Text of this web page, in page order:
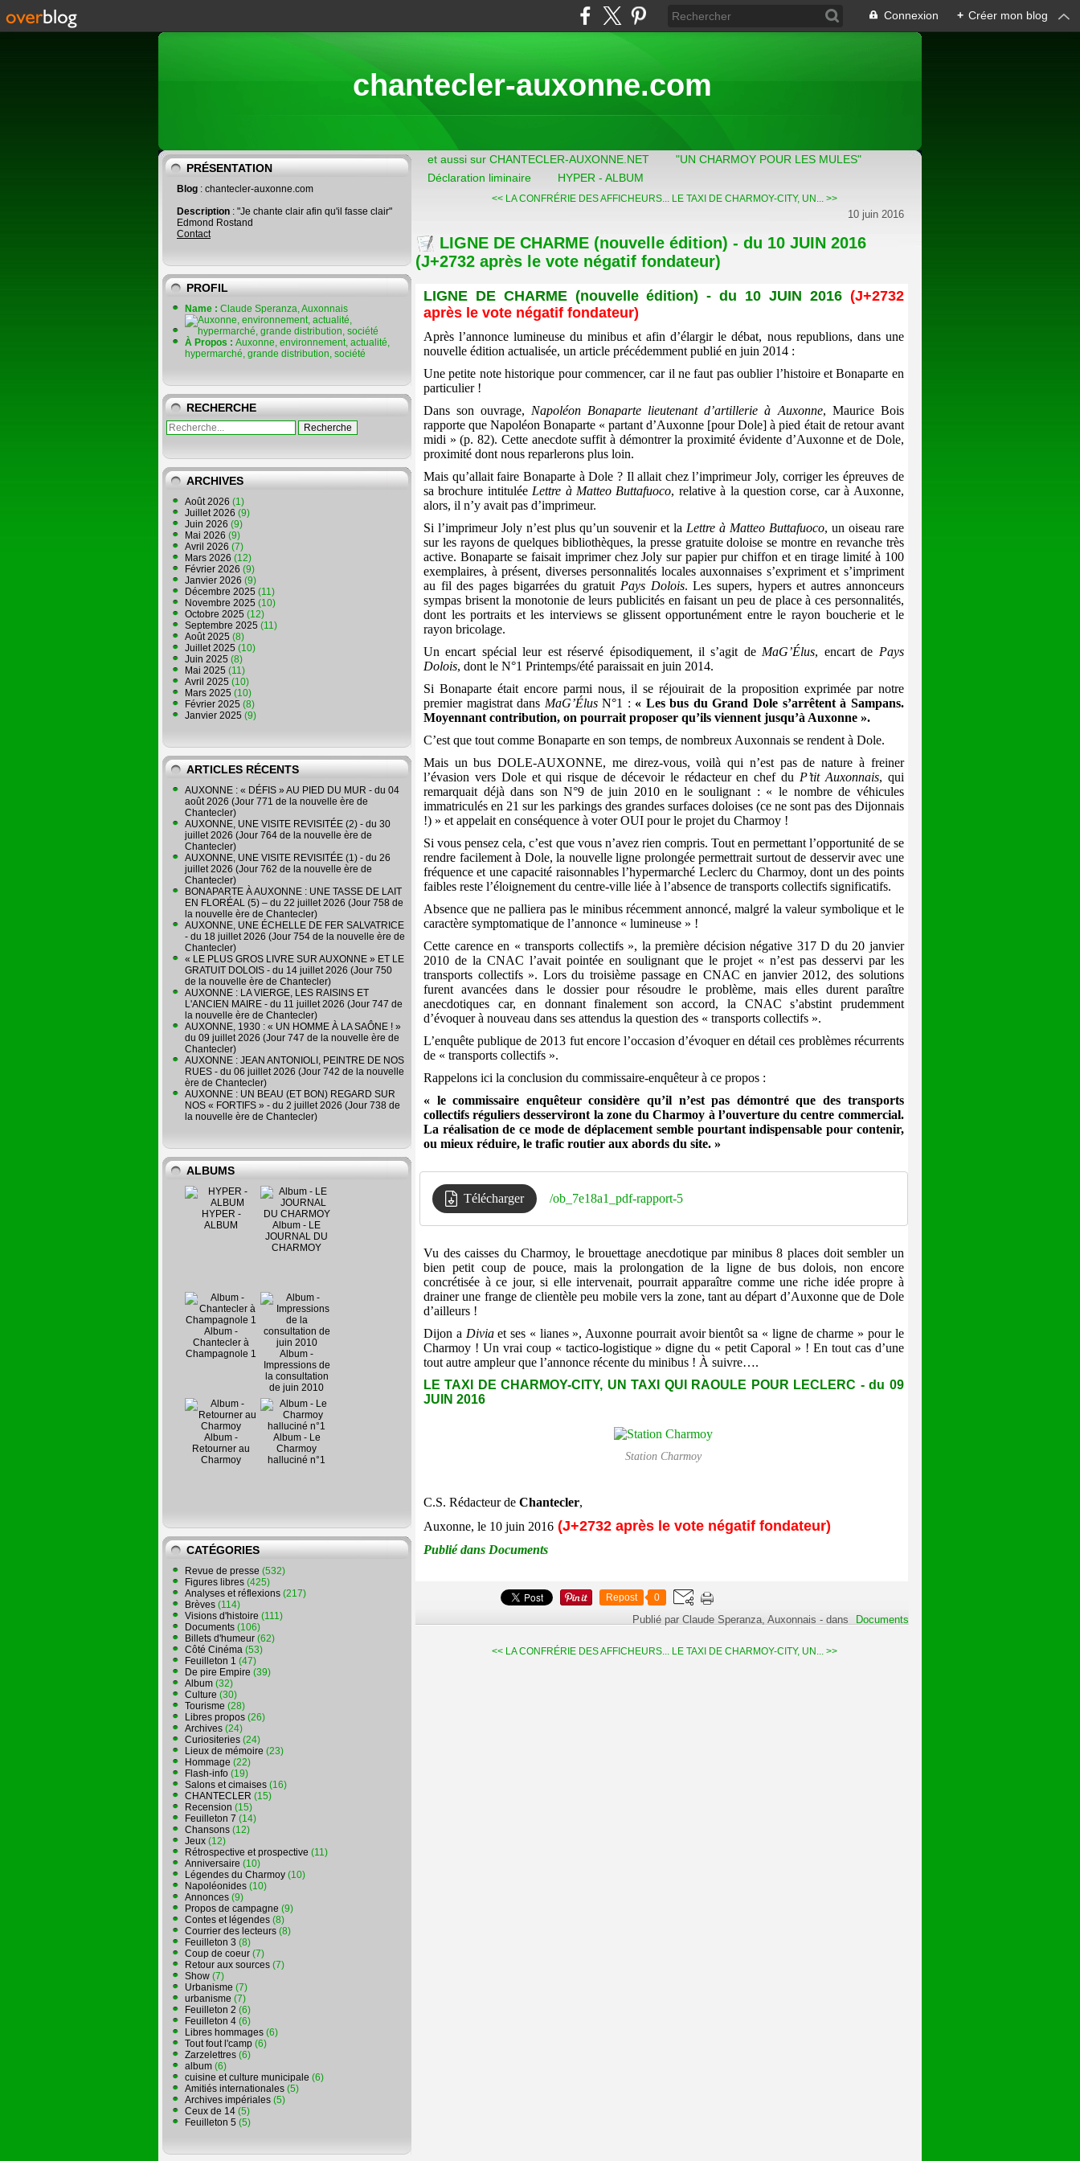
Connexion + Créer mon blog
chantecler-auxonne.com
PRÉSENTATION
Blog : chantecler-auxonne.com
Description : "Je chante clair afin qu'il fasse clair"
Edmond Rostand
Contact
PROFIL
Name : Claude Speranza, Auxonnais
À Propos : Auxonne, environnement, actualité,
hypermarché, grande distribution, société
RECHERCHE
ARCHIVES
Août 2026 (1)
Juillet 2026 (9)
Juin 2026 (9)
Mai 2026 (9)
Avril 2026 (7)
Mars 2026 (12)
Février 2026 (9)
Janvier 2026 (9)
Décembre 2025 (11)
Novembre 2025 (10)
Octobre 2025 (12)
Septembre 2025 (11)
Août 2025 (8)
Juillet 2025 (10)
Juin 2025 (8)
Mai 2025 (11)
Avril 2025 (10)
Mars 2025 (10)
Février 2025 (8)
Janvier 2025 (9)
ARTICLES RÉCENTS
AUXONNE : « DÉFIS » AU PIED DU MUR - du 04
août 2026 (Jour 771 de la nouvelle ère de
Chantecler)
AUXONNE, UNE VISITE REVISITÉE (2) - du 30
juillet 2026 (Jour 764 de la nouvelle ère de
Chantecler)
AUXONNE, UNE VISITE REVISITÉE (1) - du 26
juillet 2026 (Jour 762 de la nouvelle ère de
Chantecler)
BONAPARTE À AUXONNE : UNE TASSE DE LAIT
EN FLORÉAL (5) – du 22 juillet 2026 (Jour 758 de
la nouvelle ère de Chantecler)
AUXONNE, UNE ÉCHELLE DE FER SALVATRICE
- du 18 juillet 2026 (Jour 754 de la nouvelle ère de
Chantecler)
« LE PLUS GROS LIVRE SUR AUXONNE » ET LE
GRATUIT DOLOIS - du 14 juillet 2026 (Jour 750
de la nouvelle ère de Chantecler)
AUXONNE : LA VIERGE, LES RAISINS ET
L'ANCIEN MAIRE - du 11 juillet 2026 (Jour 747 de
la nouvelle ère de Chantecler)
AUXONNE, 1930 : « UN HOMME À LA SAÔNE ! »
du 09 juillet 2026 (Jour 747 de la nouvelle ère de
Chantecler)
AUXONNE : JEAN ANTONIOLI, PEINTRE DE NOS
RUES - du 06 juillet 2026 (Jour 742 de la nouvelle
ère de Chantecler)
AUXONNE : UN BEAU (ET BON) REGARD SUR
NOS « FORTIFS » - du 2 juillet 2026 (Jour 738 de
la nouvelle ère de Chantecler)
ALBUMS
HYPER -
ALBUM
Album - LE
JOURNAL DU
CHARMOY
Album -
Chantecler à
Champagnole 1
Album -
Impressions de
la consultation
de juin 2010
Album -
Retourner au
Charmoy
Album - Le
Charmoy
halluciné n°1
CATÉGORIES
Revue de presse (532)
Figures libres (425)
Analyses et réflexions (217)
Brèves (114)
Visions d'histoire (111)
Documents (106)
Billets d'humeur (62)
Côté Cinéma (53)
Feuilleton 1 (47)
De pire Empire (39)
Album (32)
Culture (30)
Tourisme (28)
Libres propos (26)
Archives (24)
Curiositeries (24)
Lieux de mémoire (23)
Hommage (22)
Flash-info (19)
Salons et cimaises (16)
CHANTECLER (15)
Recension (15)
Feuilleton 7 (14)
Chansons (12)
Jeux (12)
Rétrospective et prospective (11)
Anniversaire (10)
Légendes du Charmoy (10)
Napoléonides (10)
Annonces (9)
Propos de campagne (9)
Contes et légendes (8)
Courrier des lecteurs (8)
Feuilleton 3 (8)
Coup de coeur (7)
Retour aux sources (7)
Show (7)
Urbanisme (7)
urbanisme (7)
Feuilleton 2 (6)
Feuilleton 4 (6)
Libres hommages (6)
Tout fout l'camp (6)
Zarzelettres (6)
album (6)
cuisine et culture municipale (6)
Amitiés internationales (5)
Archives impériales (5)
Ceux de 14 (5)
Feuilleton 5 (5)
et aussi sur CHANTECLER-AUXONNE.NET
"UN CHARMOY POUR LES MULES"
Déclaration liminaire
HYPER - ALBUM
<< LA CONFRÉRIE DES AFFICHEURS... LE TAXI DE CHARMOY-CITY, UN... >>
10 juin 2016
LIGNE DE CHARME (nouvelle édition) - du 10 JUIN 2016
(J+2732 après le vote négatif fondateur)
LIGNE DE CHARME (nouvelle édition) - du 10 JUIN 2016 (J+2732
après le vote négatif fondateur)
Après l’annonce lumineuse du minibus et afin d’élargir le débat, nous republions, dans une
nouvelle édition actualisée, un article précédemment publié en juin 2014 :
Une petite note historique pour commencer, car il ne faut pas oublier l’histoire et Bonaparte en
particulier !
Dans son ouvrage, Napoléon Bonaparte lieutenant d’artillerie à Auxonne, Maurice Bois
rapporte que Napoléon Bonaparte « partant d’Auxonne [pour Dole] à pied était de retour avant
midi » (p. 82). Cette anecdote suffit à démontrer la proximité évidente d’Auxonne et de Dole,
proximité dont nous reparlerons plus loin.
Mais qu’allait faire Bonaparte à Dole ? Il allait chez l’imprimeur Joly, corriger les épreuves de
sa brochure intitulée Lettre à Matteo Buttafuoco, relative à la question corse, car à Auxonne,
alors, il n’y avait pas d’imprimeur.
Si l’imprimeur Joly n’est plus qu’un souvenir et la Lettre à Matteo Buttafuoco, un oiseau rare
sur les rayons de quelques bibliothèques, la presse gratuite doloise se montre en revanche très
active. Bonaparte se faisait imprimer chez Joly sur papier pur chiffon et en tirage limité à 100
exemplaires, à présent, diverses personnalités locales auxonnaises s’expriment et s’impriment
au fil des pages bigarrées du gratuit Pays Dolois. Les supers, hypers et autres annonceurs
sympas brisent la monotonie de leurs publicités en faisant un peu de place à ces personnalités,
dont les portraits et les interviews se glissent opportunément entre le rayon boucherie et le
rayon bricolage.
Un encart spécial leur est réservé épisodiquement, il s’agit de MaG’Élus, encart de Pays
Dolois, dont le N°1 Printemps/été paraissait en juin 2014.
Si Bonaparte était encore parmi nous, il se réjouirait de la proposition exprimée par notre
premier magistrat dans MaG’ÉlusN°1 : « Les bus du Grand Dole s’arrêtent à Sampans.
Moyennant contribution, on pourrait proposer qu’ils viennent jusqu’à Auxonne ».
C’est que tout comme Bonaparte en son temps, de nombreux Auxonnais se rendent à Dole.
Mais un bus DOLE-AUXONNE, me direz-vous, voilà qui n’est pas de nature à freiner
l’évasion vers Dole et qui risque de décevoir le rédacteur en chef du P’tit Auxonnais, qui
remarquait déjà dans son N°9 de juin 2010 en le soulignant : « le nombre de véhicules
immatriculés en 21 sur les parkings des grandes surfaces doloises (ce ne sont pas des Dijonnais
!) » et appelait en conséquence à voter OUI pour le projet du Charmoy !
Si vous pensez cela, c’est que vous n’avez rien compris. Tout en permettant l’opportunité de se
rendre facilement à Dole, la nouvelle ligne prolongée permettrait surtout de desservir avec une
fréquence et une capacité raisonnables l’hypermarché Leclerc du Charmoy, dont un des points
faibles reste l’éloignement du centre-ville liée à l’absence de transports collectifs significatifs.
Absence que ne palliera pas le minibus récemment annoncé, malgré la valeur symbolique et le
caractère symptomatique de l’annonce « lumineuse » !
Cette carence en « transports collectifs », la première décision négative 317 D du 20 janvier
2010 de la CNAC l’avait pointée en soulignant que le projet « n’est pas desservi par les
transports collectifs ». Lors du troisième passage en CNAC en janvier 2012, des solutions
furent avancées dans le dossier pour résoudre le problème, mais elles durent paraître
anecdotiques car, en donnant finalement son accord, la CNAC s’abstint prudemment
d’évoquer à nouveau dans ses attendus la question des « transports collectifs ».
L’enquête publique de 2013 fut encore l’occasion d’évoquer en détail ces problèmes récurrents
de « transports collectifs ».
Rappelons ici la conclusion du commissaire-enquêteur à ce propos :
« le commissaire enquêteur considère qu’il n’est pas démontré que des transports
collectifs réguliers desserviront la zone du Charmoy à l’ouverture du centre commercial.
La réalisation de ce mode de déplacement semble pourtant indispensable pour contenir,
ou mieux réduire, le trafic routier aux abords du site. »
Télécharger /ob_7e18a1_pdf-rapport-5
Vu des caisses du Charmoy, le brouettage anecdotique par minibus 8 places doit sembler un
bien petit coup de pouce, mais la prolongation de la ligne de bus dolois, non encore
concrétisée à ce jour, si elle intervenait, pourrait apparaître comme une riche idée propre à
drainer une frange de clientèle peu mobile vers la zone, tant au départ d’Auxonne que de Dole
d’ailleurs !
Dijon a Diviaet ses « lianes », Auxonne pourrait avoir bientôt sa « ligne de charme » pour le
Charmoy ! Un vrai coup « tactico-logistique » digne du « petit Caporal » ! En tout cas d’une
tout autre ampleur que l’annonce récente du minibus ! À suivre….
LE TAXI DE CHARMOY-CITY, UN TAXI QUI RAOULE POUR LECLERC - du 09
JUIN 2016
Station Charmoy
C.S. Rédacteur de Chantecler,
Auxonne, le 10 juin 2016 (J+2732 après le vote négatif fondateur)
Publié dans Documents
Repost 0
Publié par Claude Speranza, Auxonnais -dans Documents
<< LA CONFRÉRIE DES AFFICHEURS... LE TAXI DE CHARMOY-CITY, UN... >>